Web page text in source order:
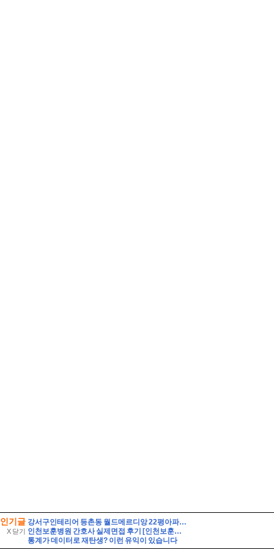
인기글
X 닫기
강서구인테리어 등촌동 월드메르디앙 22평아파트 인테리어 시공
인천보훈병원 간호사 실제면접 후기 [인천보훈병원 간호사 면접 기출 및 모범 답변 60선과 인천보훈병원 간호사 면접 지원 8인의 후기] 필수 직무상식 및 정보 30선 수록 - Hap
통계가 데이터로 재탄생? 이런 유익이 있습니다